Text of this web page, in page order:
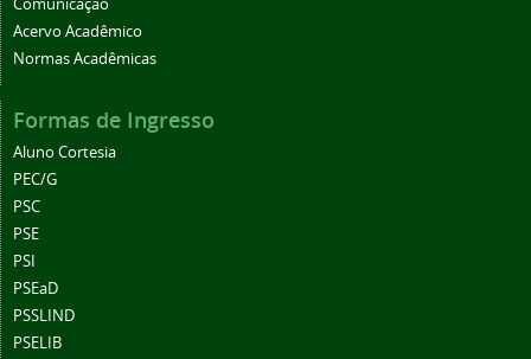
Comunicação
Acervo Acadêmico
Normas Acadêmicas
Formas de Ingresso
Aluno Cortesia
PEC/G
PSC
PSE
PSI
PSEaD
PSSLIND
PSELIB